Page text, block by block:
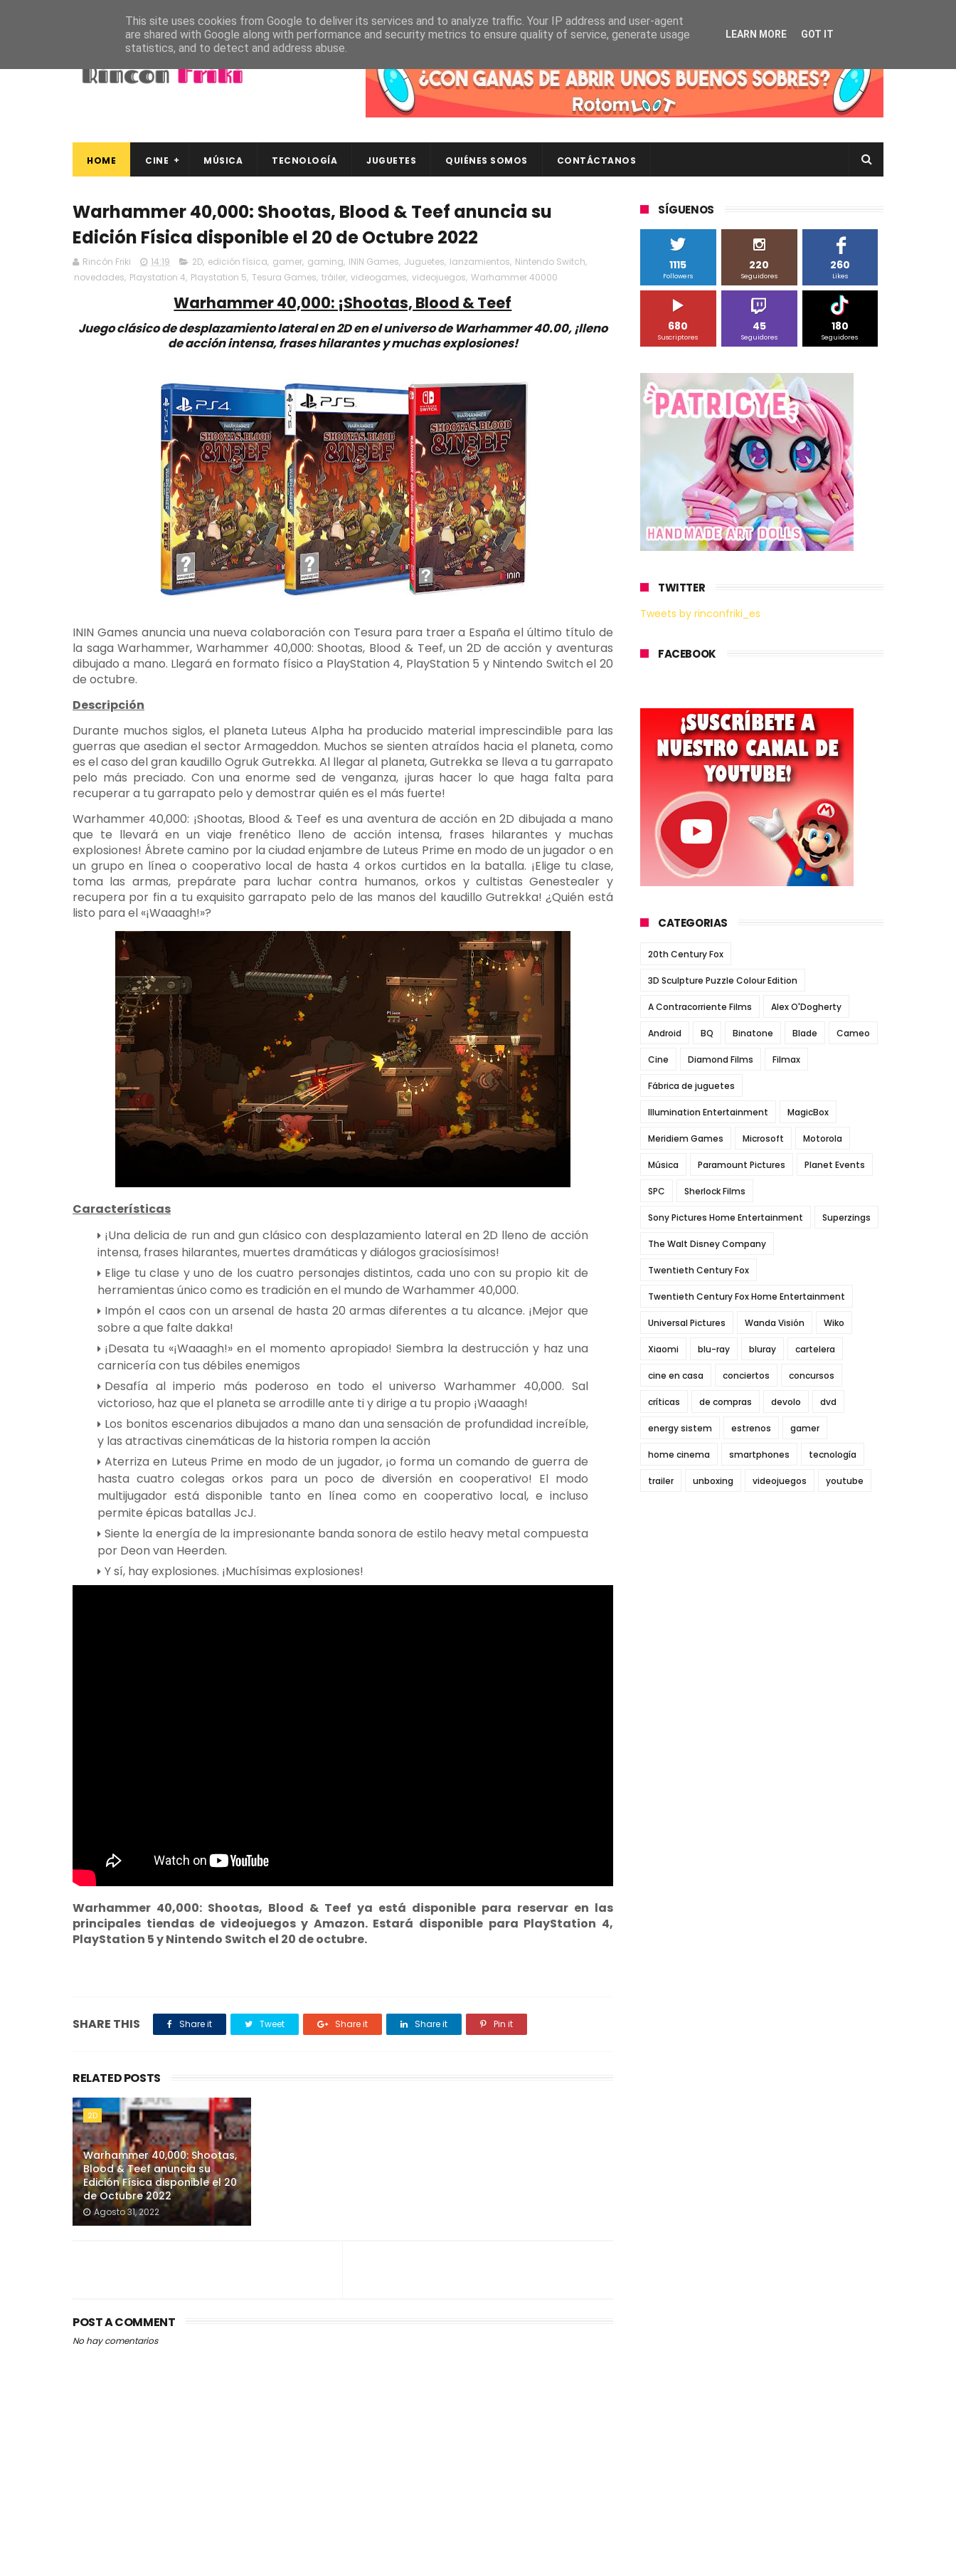
HOME CINE MÚSICA TECNOLOGÍA JUGUETES QUIÉNES SOMOS CONTÁCTANOS
Warhammer 40,000: Shootas, Blood & Teef anuncia su
Edición Física disponible el 20 de Octubre 2022
Rincón Friki 14:19 2D, edición física, gamer, gaming, ININ Games, Juguetes, lanzamientos, Nintendo Switch,
novedades, Playstation 4, Playstation 5, Tesura Games, tráiler, videogames, videojuegos, Warhammer 40000
Warhammer 40,000: ¡Shootas, Blood & Teef
Juego clásico de desplazamiento lateral en 2D en el universo de Warhammer 40.00, ¡lleno
de acción intensa, frases hilarantes y muchas explosiones!
ININ Games anuncia una nueva colaboración con Tesura para traer a España el último título de
la saga Warhammer, Warhammer 40,000: Shootas, Blood & Teef, un 2D de acción y aventuras
dibujado a mano. Llegará en formato físico a PlayStation 4, PlayStation 5 y Nintendo Switch el 20
de octubre.
Descripción
Durante muchos siglos, el planeta Luteus Alpha ha producido material imprescindible para las
guerras que asedian el sector Armageddon. Muchos se sienten atraídos hacia el planeta, como
es el caso del gran kaudillo Ogruk Gutrekka. Al llegar al planeta, Gutrekka se lleva a tu garrapato
pelo más preciado. Con una enorme sed de venganza, ¡juras hacer lo que haga falta para
recuperar a tu garrapato pelo y demostrar quién es el más fuerte!
Warhammer 40,000: ¡Shootas, Blood & Teef es una aventura de acción en 2D dibujada a mano
que te llevará en un viaje frenético lleno de acción intensa, frases hilarantes y muchas
explosiones! Ábrete camino por la ciudad enjambre de Luteus Prime en modo de un jugador o en
un grupo en línea o cooperativo local de hasta 4 orkos curtidos en la batalla. ¡Elige tu clase,
toma las armas, prepárate para luchar contra humanos, orkos y cultistas Genestealer y
recupera por fin a tu exquisito garrapato pelo de las manos del kaudillo Gutrekka! ¿Quién está
listo para el «¡Waaagh!»?
Características
¡Una delicia de run and gun clásico con desplazamiento lateral en 2D lleno de acción
intensa, frases hilarantes, muertes dramáticas y diálogos graciosísimos!
Elige tu clase y uno de los cuatro personajes distintos, cada uno con su propio kit de
herramientas único como es tradición en el mundo de Warhammer 40,000.
Impón el caos con un arsenal de hasta 20 armas diferentes a tu alcance. ¡Mejor que
sobre a que falte dakka!
¡Desata tu «¡Waaagh!» en el momento apropiado! Siembra la destrucción y haz una
carnicería con tus débiles enemigos
Desafía al imperio más poderoso en todo el universo Warhammer 40,000. Sal
victorioso, haz que el planeta se arrodille ante ti y dirige a tu propio ¡Waaagh!
Los bonitos escenarios dibujados a mano dan una sensación de profundidad increíble,
y las atractivas cinemáticas de la historia rompen la acción
Aterriza en Luteus Prime en modo de un jugador, ¡o forma un comando de guerra de
hasta cuatro colegas orkos para un poco de diversión en cooperativo! El modo
multijugador está disponible tanto en línea como en cooperativo local, e incluso
permite épicas batallas JcJ.
Siente la energía de la impresionante banda sonora de estilo heavy metal compuesta
por Deon van Heerden.
Y sí, hay explosiones. ¡Muchísimas explosiones!
Warhammer 40,000: Shootas, Blood & Teef ya está disponible para reservar en las
principales tiendas de videojuegos y Amazon. Estará disponible para PlayStation 4,
PlayStation 5 y Nintendo Switch el 20 de octubre.
SHARE THIS Share it Tweet Share it Share it Pin it
RELATED POSTS
2D
Warhammer 40,000: Shootas,
Blood & Teef anuncia su
Edición Física disponible el 20
de Octubre 2022
Agosto 31, 2022
POST A COMMENT
No hay comentarios
SÍGUENOS
1115
Followers
220
Seguidores
260
Likes
680
Suscriptores
45
Seguidores
180
Seguidores
TWITTER
Tweets by rinconfriki_es
FACEBOOK
CATEGORIAS
20th Century Fox
3D Sculpture Puzzle Colour Edition
A Contracorriente Films Alex O'Dogherty
Android BQ Binatone Blade Cameo
Cine Diamond Films Filmax
Fábrica de juguetes
Illumination Entertainment MagicBox
Meridiem Games Microsoft Motorola
Música Paramount Pictures Planet Events
SPC Sherlock Films
Sony Pictures Home Entertainment Superzings
The Walt Disney Company
Twentieth Century Fox
Twentieth Century Fox Home Entertainment
Universal Pictures Wanda Visión Wiko
Xiaomi blu-ray bluray cartelera
cine en casa conciertos concursos
críticas de compras devolo dvd
energy sistem estrenos gamer
home cinema smartphones tecnología
trailer unboxing videojuegos youtube
This site uses cookies from Google to deliver its services and to analyze traffic. Your IP address and user-agent
are shared with Google along with performance and security metrics to ensure quality of service, generate usage
statistics, and to detect and address abuse.
LEARN MORE GOT IT